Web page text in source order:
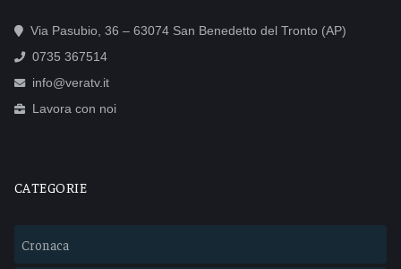
Via Pasubio, 36 – 63074 San Benedetto del Tronto (AP)
0735 367514
info@veratv.it
Lavora con noi
CATEGORIE
Cronaca